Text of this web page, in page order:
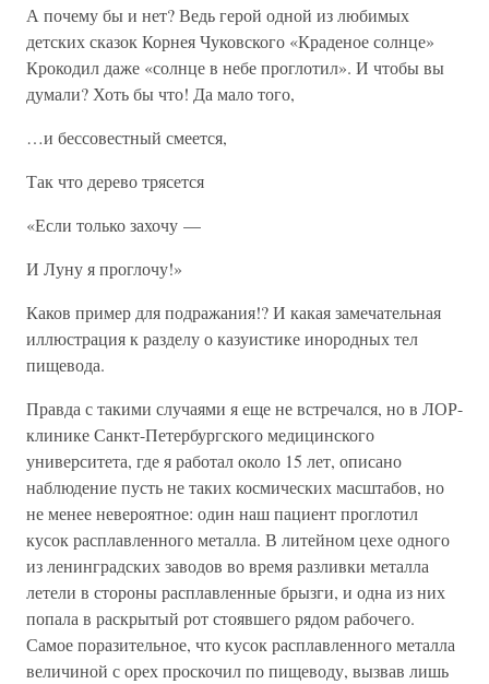
А почему бы и нет? Ведь герой одной из любимых
детских сказок Корнея Чуковского «Краденое солнце»
Крокодил даже «солнце в небе проглотил». И чтобы вы
думали? Хоть бы что! Да мало того,
…и бессовестный смеется,
Так что дерево трясется
«Если только захочу —
И Луну я проглочу!»
Каков пример для подражания!? И какая замечательная
иллюстрация к разделу о казуистике инородных тел
пищевода.
Правда с такими случаями я еще не встречался, но в ЛОР-
клинике Санкт-Петербургского медицинского
университета, где я работал около 15 лет, описано
наблюдение пусть не таких космических масштабов, но
не менее невероятное: один наш пациент проглотил
кусок расплавленного металла. В литейном цехе одного
из ленинградских заводов во время разливки металла
летели в стороны расплавленные брызги, и одна из них
попала в раскрытый рот стоявшего рядом рабочего.
Самое поразительное, что кусок расплавленного металла
величиной с орех проскочил по пищеводу, вызвав лишь